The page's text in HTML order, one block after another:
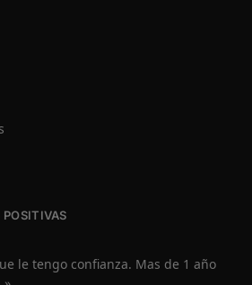
le tengo confianza. Mas de 1 año